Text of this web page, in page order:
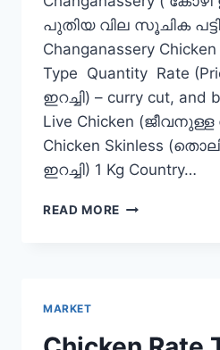
പുതിയ വില സൂചിക
Changanassery
Type Quantity Rate
ഇറച്ചി) – curry cut, and
Live Chicken (ജീവനുള്ള
Chicken Skinless
ഇറച്ചി) 1 Kg Country…
READ MORE CHICKEN
MARKET